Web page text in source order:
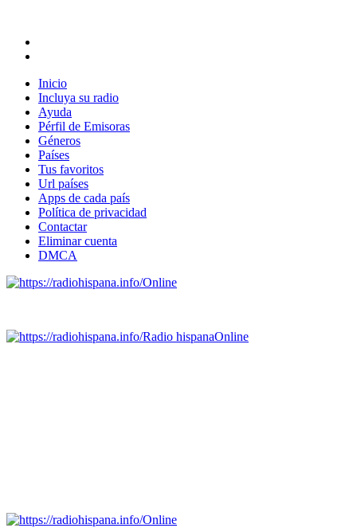
Inicio
Incluya su radio
Ayuda
Pérfil de Emisoras
Géneros
Países
Tus favoritos
Url países
Apps de cada país
Política de privacidad
Contactar
Eliminar cuenta
DMCA
Online
Radio hispanaOnline
Online